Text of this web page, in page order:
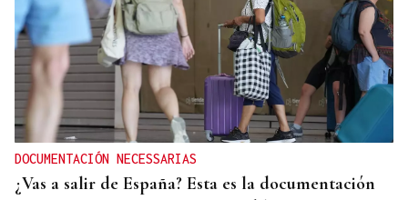
DOCUMENTACIÓN NECESSARIAS
¿Vas a salir de España? Esta es la documentación